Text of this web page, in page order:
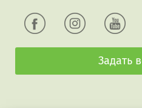
Задать